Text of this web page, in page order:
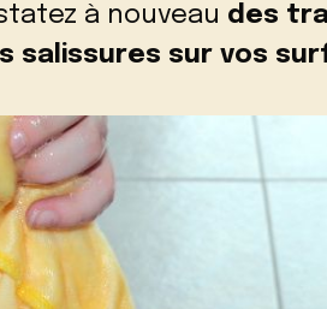
à nouveau des
salissures sur vos